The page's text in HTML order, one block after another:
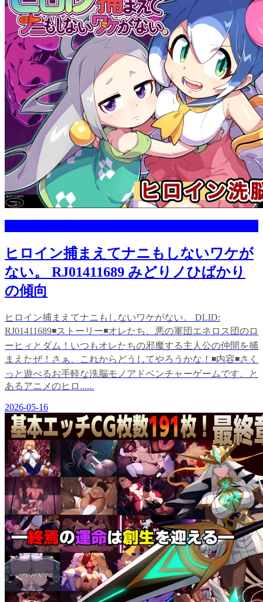
ヒロイン捕まえてナニもしないワケが
ない。 RJ01411689 みどりノひばかり
の傾向
ヒロイン捕まえてナニもしないワケがない。 DLID:
RJ01411689◾️ストーリー◾️オレたち、悪の軍団エネロス団のロ
ーヒィとダム！いつもオレたちの邪魔する主人公の仲間を捕
まえたぜ！さぁ、これからどうしてやろうかな！◾️内容◾️さく
っと遊べるお手軽な洗脳モノアドベンチャーゲームです。と
あるアニメのヒロ......
2026-05-16